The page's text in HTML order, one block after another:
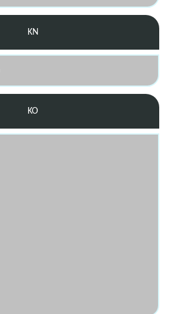
KN
KO